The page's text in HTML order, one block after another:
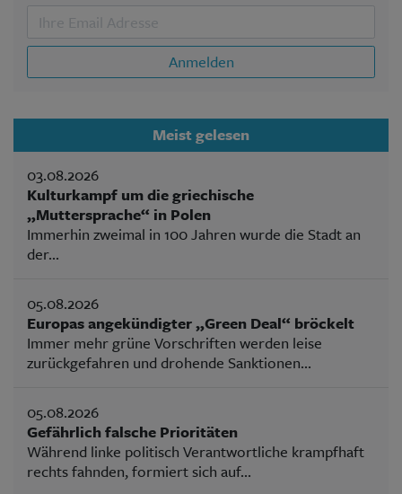
Anmelden
Meist gelesen
03.08.2026
Kulturkampf um die griechische
„Muttersprache“ in Polen
Immerhin zweimal in 100 Jahren wurde die Stadt an
der...
05.08.2026
Europas angekündigter „Green Deal“ bröckelt
Immer mehr grüne Vorschriften werden leise
zurückgefahren und drohende Sanktionen...
05.08.2026
Gefährlich falsche Prioritäten
Während linke politisch Verantwortliche krampfhaft
rechts fahnden, formiert sich auf...